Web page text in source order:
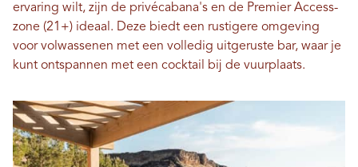
ervaring wilt, zijn de privécabana's en de Premier Access-
zone (21+) ideaal. Deze biedt een rustigere omgeving
voor volwassenen met een volledig uitgeruste bar, waar je
kunt ontspannen met een cocktail bij de vuurplaats.